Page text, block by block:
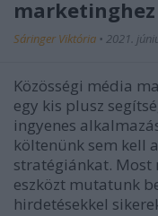
marketinghez
Sáringer Viktória • 2021.
Közösségi média
egy kis plusz
ingyenes
költenünk sem kell
stratégiánkat. Most
eszközt mutatunk
hirdetésekkel